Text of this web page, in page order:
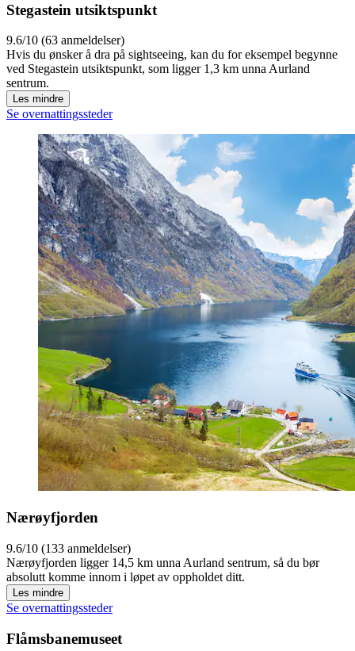
Stegastein utsiktspunkt
9.6/10 (63 anmeldelser)
Hvis du ønsker å dra på sightseeing, kan du for eksempel begynne
ved Stegastein utsiktspunkt, som ligger 1,3 km unna Aurland
sentrum.
Les mindre
Se overnattingssteder
Nærøyfjorden
9.6/10 (133 anmeldelser)
Nærøyfjorden ligger 14,5 km unna Aurland sentrum, så du bør
absolutt komme innom i løpet av oppholdet ditt.
Les mindre
Se overnattingssteder
Flåmsbanemuseet